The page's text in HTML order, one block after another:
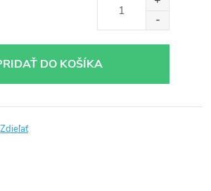
DO KOŠÍKA
Zdieľať